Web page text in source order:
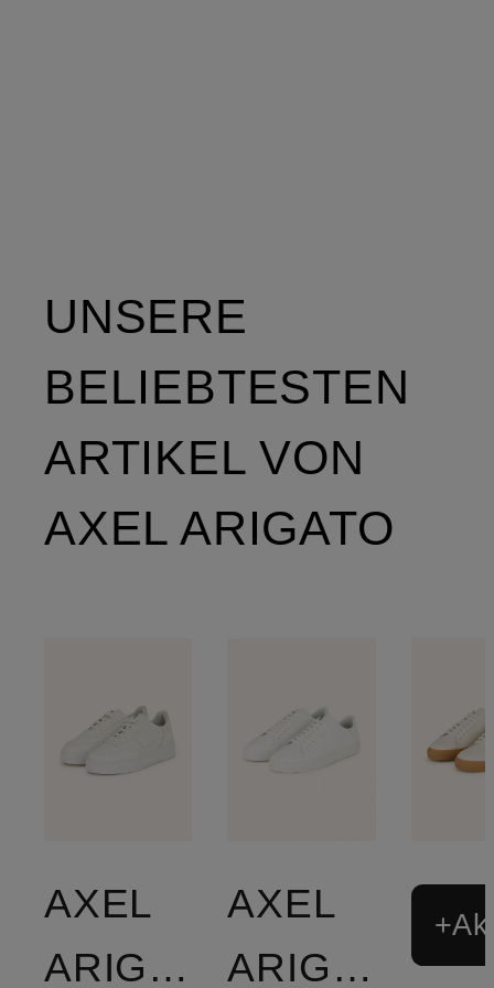
UNSERE
BELIEBTESTEN
ARTIKEL VON
AXEL ARIGATO
AXEL
ARIGATO
AXEL
ARIGATO